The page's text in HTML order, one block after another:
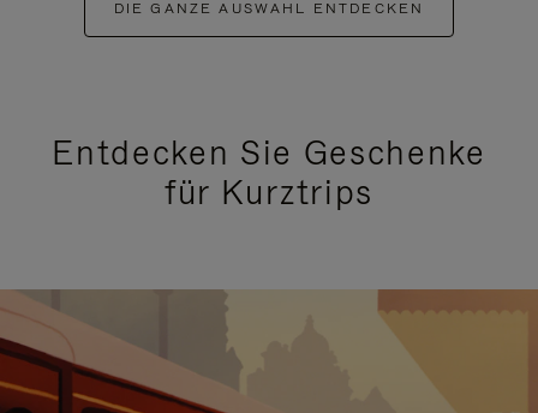
DIE GANZE AUSWAHL ENTDECKEN
Entdecken Sie Geschenke
für Kurztrips